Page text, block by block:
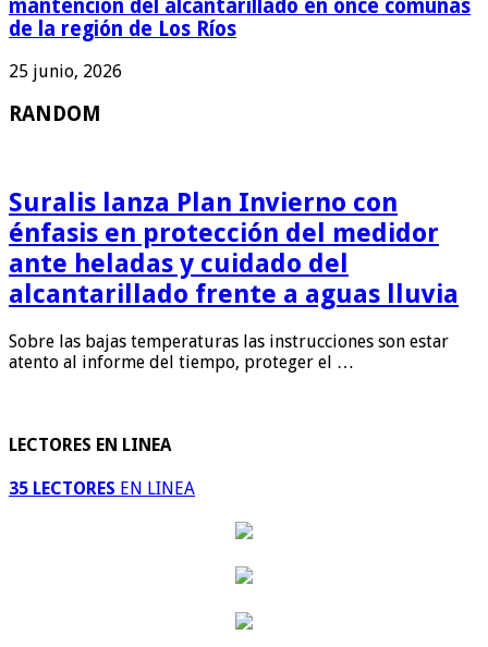
mantención del alcantarillado en once comunas
de la región de Los Ríos
25 junio, 2026
RANDOM
Suralis lanza Plan Invierno con
énfasis en protección del medidor
ante heladas y cuidado del
alcantarillado frente a aguas lluvia
Sobre las bajas temperaturas las instrucciones son estar
atento al informe del tiempo, proteger el …
LECTORES EN LINEA
35 LECTORES EN LINEA